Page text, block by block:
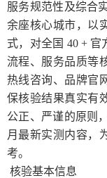
服务规范性及综合
余座核心城市，以
式，对全国 40 +
流程、服务品质等
热线咨询、品牌官
保核验结果真实有
公正、严谨的原则
月最新实测内容，
考。
核验基本信息